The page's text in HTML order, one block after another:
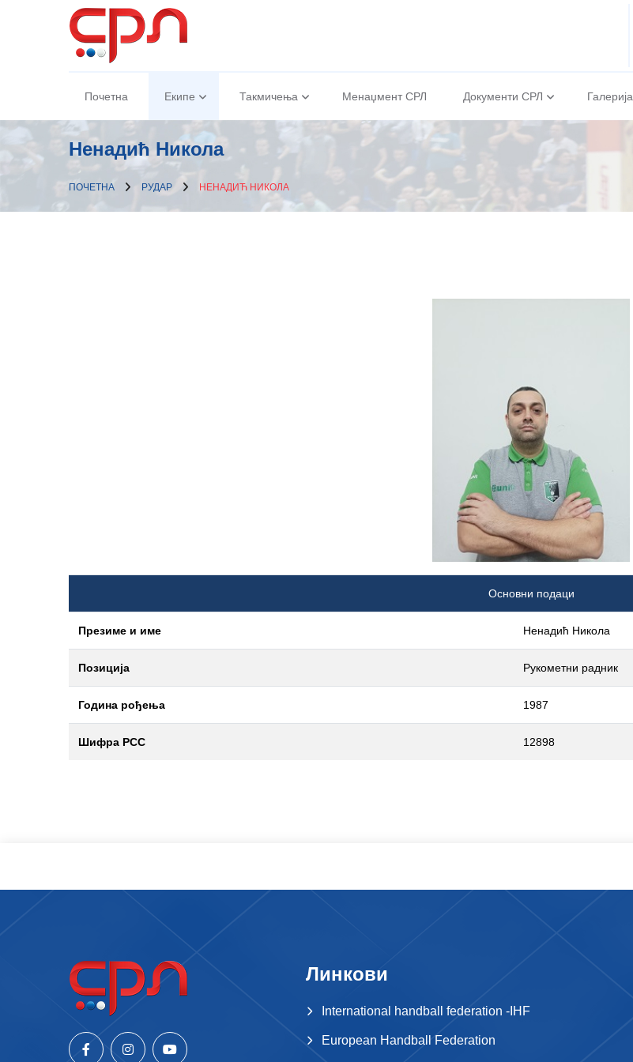
Почетна Екипе Такмичења Менаџмент СРЛ Документи СРЛ Галерија
Ненадић Никола
ПОЧЕТНА РУДАР НЕНАДИЋ НИКОЛА
Основни подаци
Презиме и име Ненадић Никола
Позиција Рукометни радник
Година рођења 1987
Шифра РСС 12898
Линкови
International handball federation -IHF
European Handball Federation